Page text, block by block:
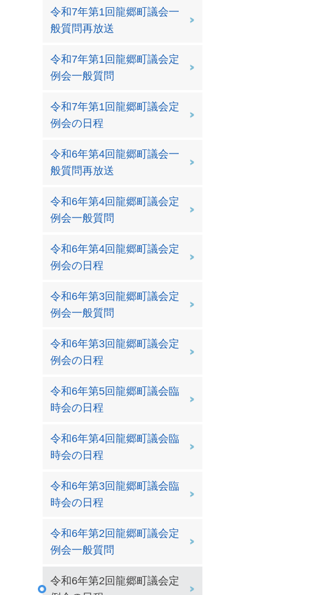
令和7年第1回龍郷町議会一
般質問再放送
令和7年第1回龍郷町議会定
例会一般質問
令和7年第1回龍郷町議会定
例会の日程
令和6年第4回龍郷町議会一
般質問再放送
令和6年第4回龍郷町議会定
例会一般質問
令和6年第4回龍郷町議会定
例会の日程
令和6年第3回龍郷町議会定
例会一般質問
令和6年第3回龍郷町議会定
例会の日程
令和6年第5回龍郷町議会臨
時会の日程
令和6年第4回龍郷町議会臨
時会の日程
令和6年第3回龍郷町議会臨
時会の日程
令和6年第2回龍郷町議会定
例会一般質問
令和6年第2回龍郷町議会定